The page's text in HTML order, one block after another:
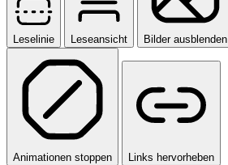
Leselinie Leseansicht Bilder ausblenden
Animationen stoppen
Links hervorheben